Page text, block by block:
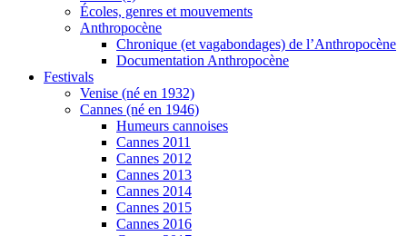
Écoles, genres et mouvements
Anthropocène
Chronique (et vagabondages) de l’Anthropocène
Documentation Anthropocène
Festivals
Venise (né en 1932)
Cannes (né en 1946)
Humeurs cannoises
Cannes 2011
Cannes 2012
Cannes 2013
Cannes 2014
Cannes 2015
Cannes 2016